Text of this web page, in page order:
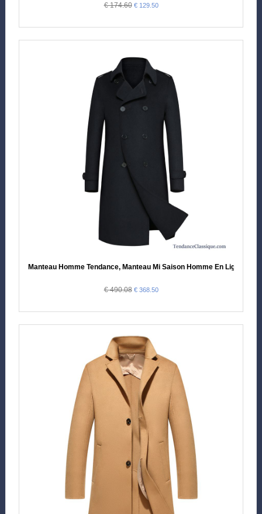
€ 174.60 € 129.50
Manteau Homme Tendance, Manteau Mi Saison Homme En Ligne
€ 490.08 € 368.50